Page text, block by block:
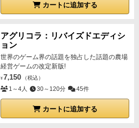
カートに追加する
アグリコラ：リバイズドエディシ
ョン
世界のゲーム界の話題を独占した話題の農場
経営ゲームの改定新版!
¥ 7,150 （税込）
1～4人 30～120分 45件
カートに追加する